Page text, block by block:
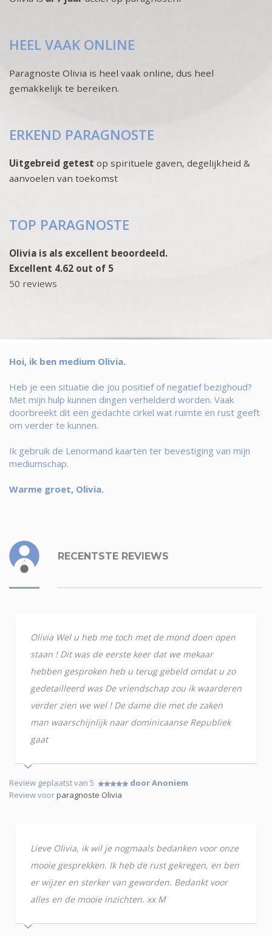
HEEL VAAK ONLINE
Paragnoste Olivia is heel vaak online, dus heel
gemakkelijk te bereiken.
ERKEND PARAGNOSTE
Uitgebreid getest op spirituele gaven, degelijkheid &
aanvoelen van toekomst
TOP PARAGNOSTE
Olivia is als excellent beoordeeld.
Excellent 4.62 out of 5
50 reviews
Hoi, ik ben medium Olivia.
Heb je een situatie die jou positief of negatief bezighoud?
Met mijn hulp kunnen dingen verhelderd worden. Vaak
doorbreekt dit een gedachte cirkel wat ruimte en rust geeft
om verder te kunnen.
Ik gebruik de Lenormand kaarten ter bevestiging van mijn
mediumschap.
Warme groet, Olivia.
RECENTSTE REVIEWS
Olivia Wel u heb me toch met de mond doen open
staan ! Dit was de eerste keer dat we mekaar
hebben gesproken heb u terug gebeld omdat u zo
gedetailleerd was De vriendschap zou ik waarderen
verder zien we wel ! De dame die met de zaken
man waarschijnlijk naar dominicaanse Republiek
gaat
Review geplaatst van 5
door Anoniem
Review voorparagnoste Olivia
Lieve Olivia, ik wil je nogmaals bedanken voor onze
mooie gesprekken. Ik heb de rust gekregen, en ben
er wijzer en sterker van geworden. Bedankt voor
alles en de mooie inzichten. xx M